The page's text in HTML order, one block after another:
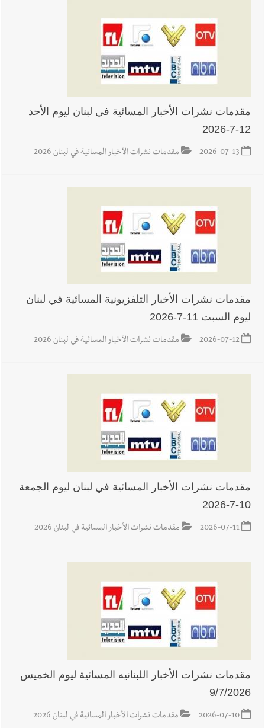
أخبار صيدا طنبوريت -قضاء صيدا تفتتح مهرجاناتها الصيفية
بدعوة من بلديتها الخميس ٦-٨-٢٠٢٦ مع الفنان المميز أدهم شلهوب
وبرنامج حافل وسهرات ممتعة...شاركونا الفرحة
مقدمات نشرات الأخبار المسائية في لبنان ليوم الأحد
12-7-2026
2026-07-13 مقدمات نشرات الأخبار المسائية في لبنان 2026
مقدمات نشرات الأخبار التلفزيونية المسائية في لبنان
ليوم السبت 11-7-2026
2026-07-12 مقدمات نشرات الأخبار المسائية في لبنان 2026
مقدمات نشرات الأخبار المسائية في لبنان ليوم الجمعة
10-7-2026
2026-07-11 مقدمات نشرات الأخبار المسائية في لبنان 2026
مقدمات نشرات الأخبار اللبنانيه المسائية ليوم الخميس
9/7/2026
2026-07-10 مقدمات نشرات الأخبار المسائية في لبنان 2026